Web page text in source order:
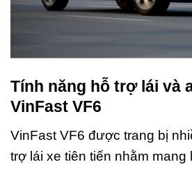
Tính năng hỗ trợ lái và
VinFast VF6
VinFast VF6 được trang bị
trợ lái xe tiên tiến nhằm mang